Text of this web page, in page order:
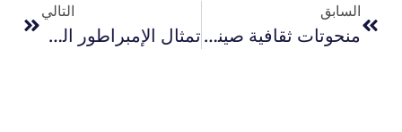
السابق
منحوتات ثقافية صينية بطابع الحصان، استمتع بالخيول
التالي
تمثال الإمبراطور الصيني